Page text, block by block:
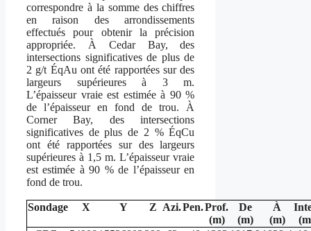
correspondre à la somme des chiffres
en raison des arrondissements
effectués pour obtenir la précision
appropriée. À Cedar Bay, des
intersections significatives de plus de
2 g/t ÉqAu ont été rapportées sur des
largeurs supérieures à 3 m.
L’épaisseur vraie est estimée à 90 %
de l’épaisseur en fond de trou. À
Corner Bay, des intersections
significatives de plus de 2 % ÉqCu
ont été rapportées sur des largeurs
supérieures à 1,5 m. L’épaisseur vraie
est estimée à 90 % de l’épaisseur en
fond de trou.
Sondage X Y Z Azi.Pen.Prof.
(m)
De
(m)
À
(m)